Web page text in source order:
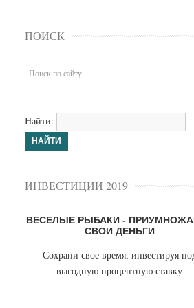
ПОИСК
Найти:
ИНВЕСТИЦИИ 2019
ВЕСЕЛЫЕ РЫБАКИ -
СВОИ ДЕНЬГИ
Сохрани свое время, инвестируя
выгодную процентную ставку